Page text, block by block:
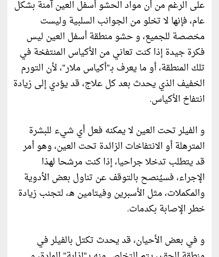
على الرغم من أن مواد الحشو أسفل العين آمنة بشكل
عام، فإنها لا تخلو من الجوانب السلبية وليست
مخصصة للجميع، و حشو منطقة أسفل العين ليس
فكرة جيدة إذا كنت تعاني من الأكياس المنتفخة في
تلك المنطقة، أو ما يعرف بـ"أكياس ملار"، لأن التورم
الخفيف الذي يحدث بعد كل علاج، قد يؤدي إلى زيادة
انتفاخ الأكياس.
و الفيلر تحت العين لا يمكنه فعل أي شيء للبشرة
المترهلة أو الانتفاخات الزائدة تحت العين، وهو أمر
قد يتطلب تدخلا جراحيا، إذا كنت مرشحا لهذا
الإجراء، فسيُنصح بالتوقف عن تناول بعض الأدوية
والمكملات، مثل الأسبرين وفيتامين هـ، لتجنب زيادة
خطر الإصابة بكدمات.
و في بعض الأحيان، قد يحدث تكتل بالفيلر في